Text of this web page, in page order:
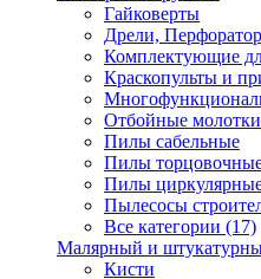
Гайковерты
Дрели,
Комплектующие
Краскопульты и
Отбойные молотки
Пилы сабельные
Пилы
Пилы
Пылесосы
Все категории (17)
Малярный и
Кисти